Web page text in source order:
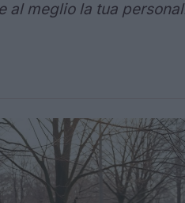
al meglio la tua